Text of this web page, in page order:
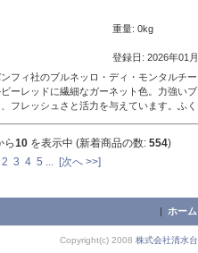
重量: 0kg
登録日: 2026年01
ンフィ社のブルネッロ・ディ・モンタルチ
ビーレッドに繊細なガーネット色。力強い
、フレッシュさと活力を与えています。ふ
ら10 を表示中 (新着商品の数: 554)
2 3 4 5 [次へ >>]
| ホーム
Copyright(c) 2008 株式会社清水